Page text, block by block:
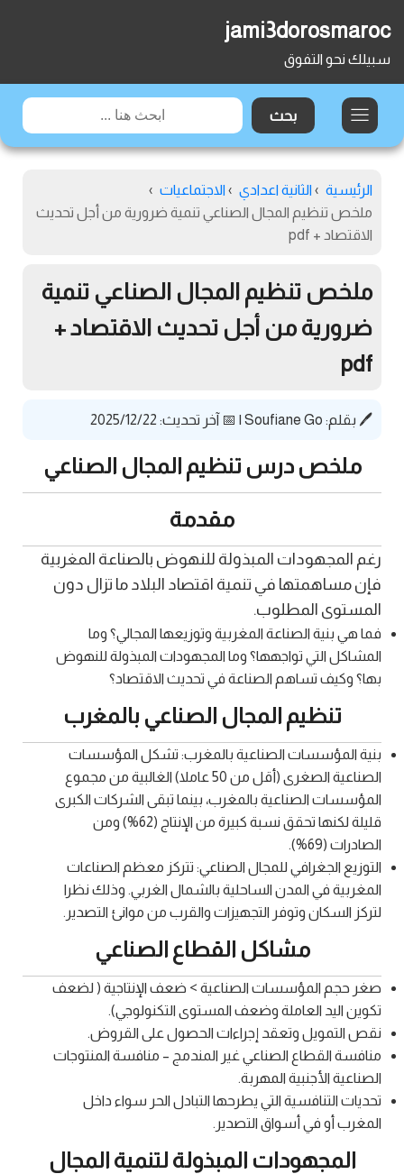
jami3dorosmaroc
سبيلك نحو التفوق
الرئيسية › الثانية اعدادي › الاجتماعيات ›
ملخص تنظيم المجال الصناعي تنمية ضرورية من أجل تحديث
الاقتصاد + pdf
ملخص تنظيم المجال الصناعي تنمية
ضرورية من أجل تحديث الاقتصاد +
pdf
🖊️ بقلم: Soufiane Go
| 📅 آخر تحديث: 2025/12/22
ملخص درس تنظيم المجال الصناعي
مقدمة
رغم المجهودات المبذولة للنهوض بالصناعة المغربية
فإن مساهمتها في تنمية اقتصاد البلاد ما تزال دون
المستوى المطلوب.
فما هي بنية الصناعة المغربية وتوزيعها المجالي؟ وما
المشاكل التي تواجهها؟ وما المجهودات المبذولة للنهوض
بها؟ وكيف تساهم الصناعة في تحديث الاقتصاد؟
تنظيم المجال الصناعي بالمغرب
بنية المؤسسات الصناعية بالمغرب: تشكل المؤسسات
الصناعية الصغرى (أقل من 50 عاملا) الغالبية من مجموع
المؤسسات الصناعية بالمغرب، بينما تبقى الشركات الكبرى
قليلة لكنها تحقق نسبة كبيرة من الإنتاج (62%) ومن
الصادرات (69%).
التوزيع الجغرافي للمجال الصناعي: تتركز معظم الصناعات
المغربية في المدن الساحلية بالشمال الغربي. وذلك نظرا
لتركز السكان وتوفر التجهيزات والقرب من موانئ التصدير.
مشاكل القطاع الصناعي
صغر حجم المؤسسات الصناعية > ضعف الإنتاجية ( لضعف
تكوين اليد العاملة وضعف المستوى التكنولوجي).
نقص التمويل وتعقد إجراءات الحصول على القروض.
منافسة القطاع الصناعي غير المندمج – منافسة المنتوجات
الصناعية الأجنبية المهربة.
تحديات التنافسية التي يطرحها التبادل الحر سواء داخل
المغرب أو في أسواق التصدير.
المجهودات المبذولة لتنمية المجال